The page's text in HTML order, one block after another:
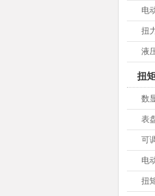
电
扭
液
扭
数
表
可
电
扭